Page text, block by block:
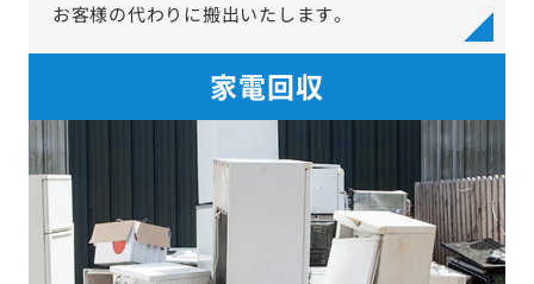
お客様の代わりに搬出いたします。
家電回収